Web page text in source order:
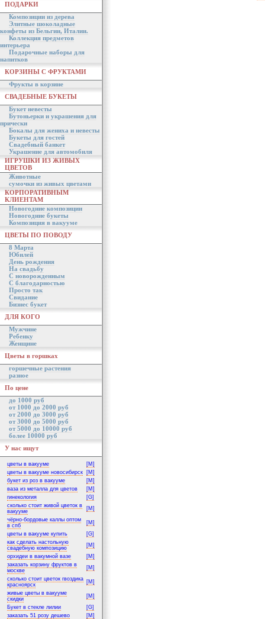
ПОДАРКИ
Композиции из дерева
Элитные шоколадные
конфеты из Бельгии, Италии.
Коллекция предметов
интерьера
Подарочные наборы для
напитков
КОРЗИНЫ С ФРУКТАМИ
Фрукты в корзине
СВАДЕБНЫЕ БУКЕТЫ
Букет невесты
Бутоньерки и украшения для
прически
Бокалы для жениха и невесты
Букеты для гостей
Свадебный банкет
Украшение для автомобиля
ИГРУШКИ ИЗ ЖИВЫХ
ЦВЕТОВ
Животные
сумочки из живых цветами
КОРПОРАТИВНЫМ
КЛИЕНТАМ
Новогодние композиции
Новогодние букеты
Композиция в вакууме
ЦВЕТЫ ПО ПОВОДУ
8 Марта
Юбилей
День рождения
На свадьбу
С новорожденным
С благодарностью
Просто так
Свидание
Бизнес букет
ДЛЯ КОГО
Мужчине
Ребенку
Женщине
Цветы в горшках
горшечные растения
разное
По цене
до 1000 руб
от 1000 до 2000 руб
от 2000 до 3000 руб
от 3000 до 5000 руб
от 5000 до 10000 руб
более 10000 руб
У нас ищут
цветы в вакууме
[M]
цветы в вакууме новосибирск
[M]
букет из роз в вакууме
[M]
ваза из металла для цветов
[M]
гинекология
[G]
сколько стоит живой цветок в
вакууме
[M]
чёрно-бордовые каллы оптом
в спб
[M]
цветы в вакууме купить
[G]
как сделать настольную
свадебную композицию
[M]
орхидеи в вакумной вазе
[M]
заказать корзину фруктов в
москве
[M]
сколько стоит цветок гвоздика
красноярск
[M]
живые цветы в вакууме
скидки
[M]
Букет в стекле лилии
[G]
заказать 51 розу дешево
[M]